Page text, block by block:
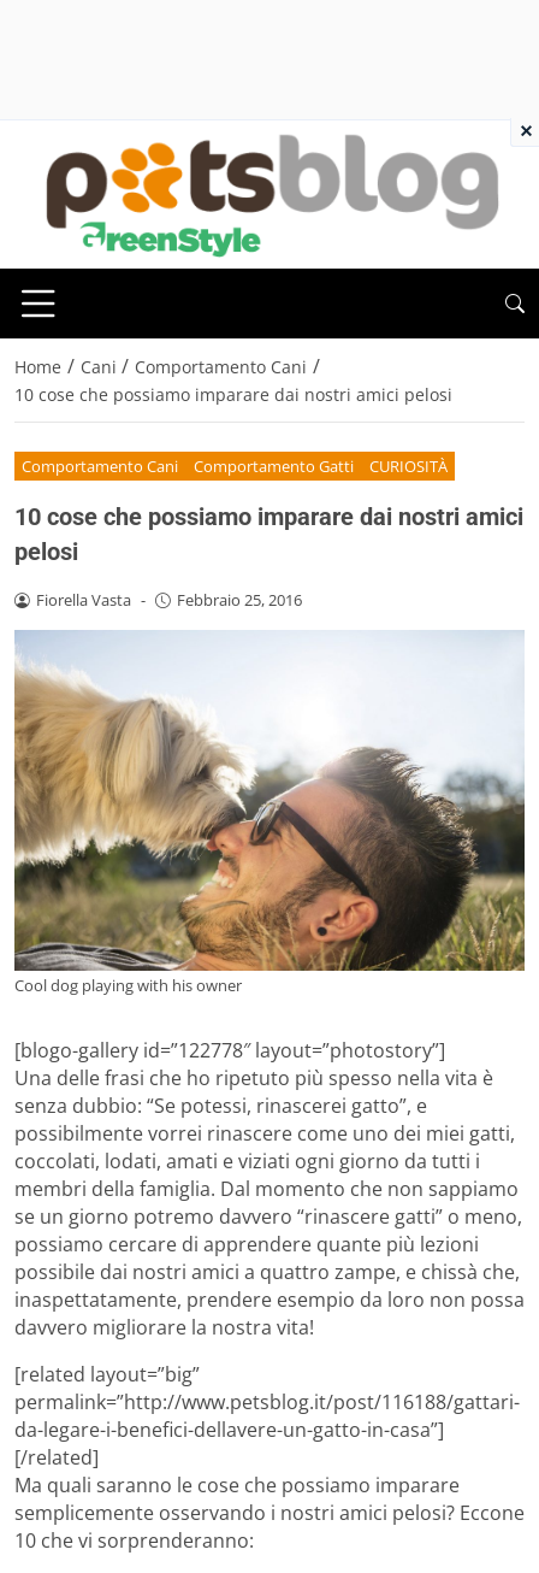
Home / Cani / Comportamento Cani /
10 cose che possiamo imparare dai nostri amici pelosi
Comportamento Cani Comportamento Gatti CURIOSITÀ
10 cose che possiamo imparare dai nostri amici
pelosi
Fiorella Vasta - Febbraio 25, 2016
Cool dog playing with his owner
[blogo-gallery id=”122778″ layout=”photostory”]
Una delle frasi che ho ripetuto più spesso nella vita è
senza dubbio: “Se potessi, rinascerei gatto”, e
possibilmente vorrei rinascere come uno dei miei gatti,
coccolati, lodati, amati e viziati ogni giorno da tutti i
membri della famiglia. Dal momento che non sappiamo
se un giorno potremo davvero “rinascere gatti” o meno,
possiamo cercare di apprendere quante più lezioni
possibile dai nostri amici a quattro zampe, e chissà che,
inaspettatamente, prendere esempio da loro non possa
davvero migliorare la nostra vita!
[related layout=”big”
permalink=”http://www.petsblog.it/post/116188/gattari-
da-legare-i-benefici-dellavere-un-gatto-in-casa”]
[/related]
Ma quali saranno le cose che possiamo imparare
semplicemente osservando i nostri amici pelosi? Eccone
10 che vi sorprenderanno:
×